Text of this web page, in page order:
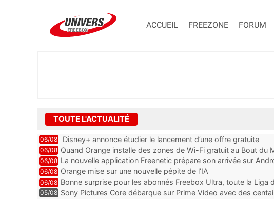
ACCUEIL FREEZONE FORUM
TOUTE L'ACTUALITÉ
06/08 Disney+ annonce étudier le lancement d’une offre gratuite
06/08 Quand Orange installe des zones de Wi-Fi gratuit au Bout du
06/08 La nouvelle application Freenetic prépare son arrivée sur
abonnés Freebox, testez la
06/08 Orange mise sur une nouvelle pépite de l’IA
06/08 Bonne surprise pour les abonnés Freebox Ultra, toute la Liga
inclus
05/08 Sony Pictures Core débarque sur Prime Video avec des